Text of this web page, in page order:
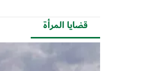
قضايا المرأة